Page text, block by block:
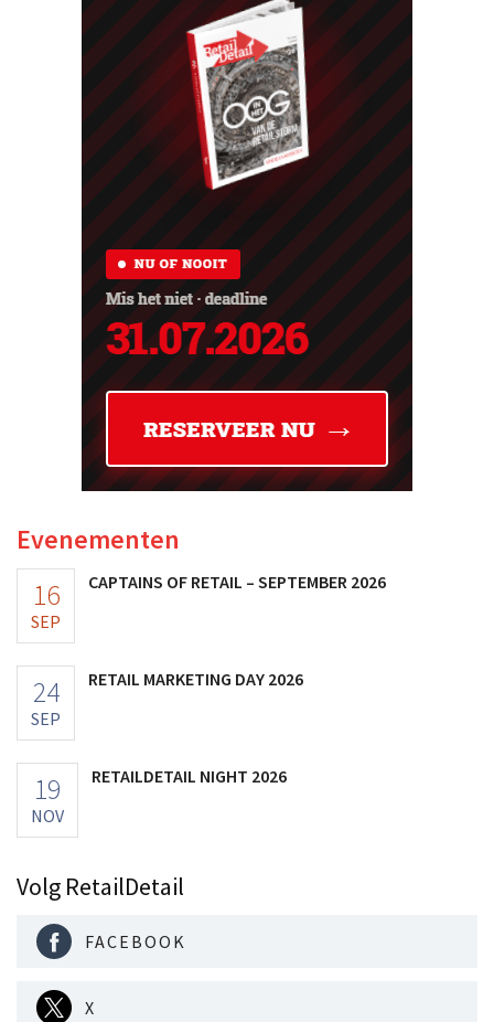
Evenementen
16
SEP
CAPTAINS OF RETAIL – SEPTEMBER 2026
24
SEP
RETAIL MARKETING DAY 2026
19
NOV
RETAILDETAIL NIGHT 2026
Volg RetailDetail
FACEBOOK
X